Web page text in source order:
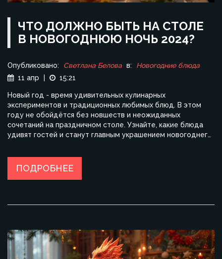
ЧТО ДОЛЖНО БЫТЬ НА СТОЛЕ
В НОВОГОДНЮЮ НОЧЬ 2024?
Опубликовано: Светлана Белова в:
Новогодние блюда
11 апр
| 15:21
Новый год - время удивительных кулинарных
экспериментов и традиционных любимых блюд. В этом
году не обойдётся без новшеств и неожиданных
сочетаний на праздничном столе. Узнайте, какие блюда
удивят гостей и станут главным украшением новогоднего
Убедитесь, что ваши рецепты действительно удивят всех
собравшихся в эту ночь.
ПОДРОБНЕЕ